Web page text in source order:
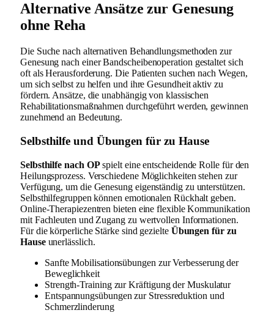
Alternative Ansätze zur Genesung
ohne Reha
Die Suche nach alternativen Behandlungsmethoden zur
Genesung nach einer Bandscheibenoperation gestaltet sich
oft als Herausforderung. Die Patienten suchen nach Wegen,
um sich selbst zu helfen und ihre Gesundheit aktiv zu
fördern. Ansätze, die unabhängig von klassischen
Rehabilitationsmaßnahmen durchgeführt werden, gewinnen
zunehmend an Bedeutung.
Selbsthilfe und Übungen für zu Hause
Selbsthilfe nach OPspielt eine entscheidende Rolle für den
Heilungsprozess. Verschiedene Möglichkeiten stehen zur
Verfügung, um die Genesung eigenständig zu unterstützen.
Selbsthilfegruppen können emotionalen Rückhalt geben.
Online-Therapiezentren bieten eine flexible Kommunikation
mit Fachleuten und Zugang zu wertvollen Informationen.
Für die körperliche Stärke sind gezielte Übungen für zu
Hauseunerlässlich.
Sanfte Mobilisationsübungen zur Verbesserung der
Beweglichkeit
Strength-Training zur Kräftigung der Muskulatur
Entspannungsübungen zur Stressreduktion und
Schmerzlinderung